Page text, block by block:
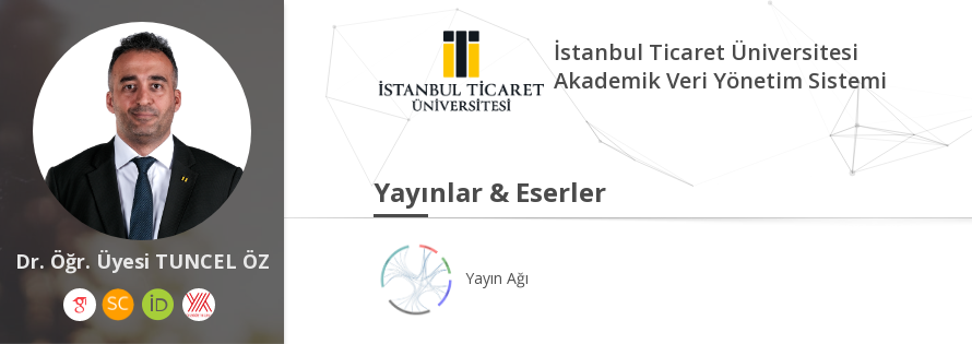
Dr. Öğr. Üyesi TUNCEL ÖZ
İstanbul Ticaret Üniversitesi
Akademik Veri Yönetim Sistemi
Yayınlar & Eserler
Yayın Ağı